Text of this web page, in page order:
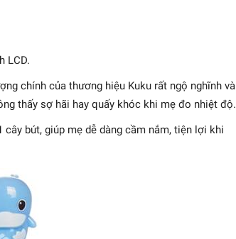
LCD.
chính của thương hiệu Kuku rất ngộ nghĩnh và
thấy sợ hãi hay quấy khóc khi mẹ đo nhiệt độ.
cây bút, giúp mẹ dễ dàng cầm nắm, tiện lợi khi